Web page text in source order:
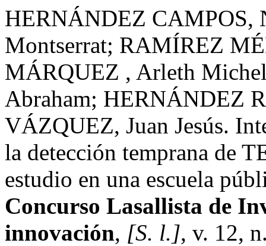
HERNÁNDEZ CAMPOS,
Montserrat; RAMÍREZ
MÁRQUEZ , Arleth
Abraham; HERNÁNDEZ
VÁZQUEZ, Juan Jesús.
la detección temprana de
estudio en una escuela
Concurso Lasallista de
innovación, [S. l.], v. 12,